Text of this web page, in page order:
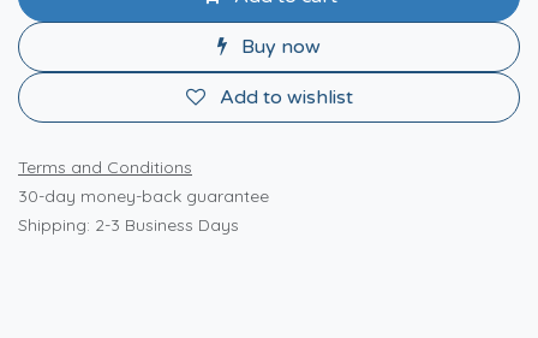
Buy now
Add to wishlist
Terms and Conditions
30-day money-back guarantee
Shipping: 2-3 Business Days